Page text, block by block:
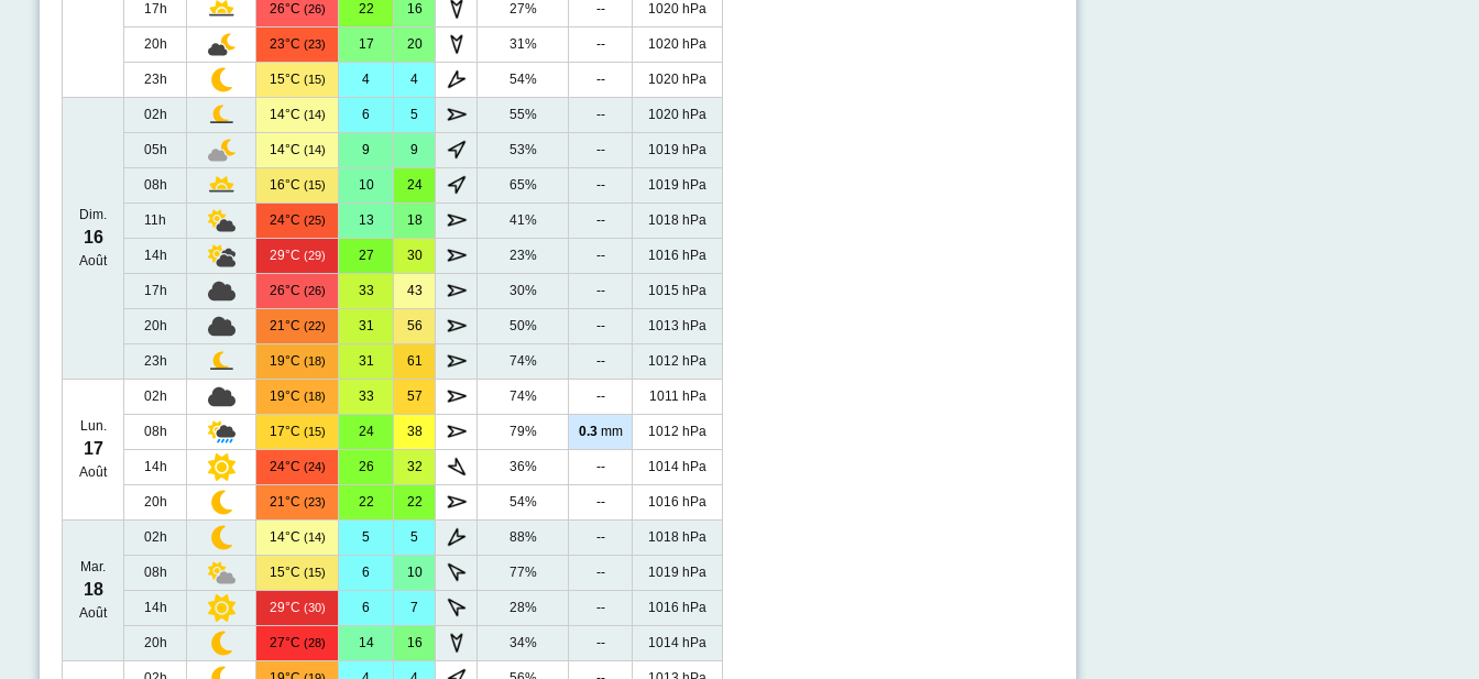
17h 26°C (26) 22 16 27% -- 1020 hPa
20h 23°C (23) 17 20 31% -- 1020 hPa
23h 15°C (15) 4 4 54% -- 1020 hPa
Dim.
16
Août
02h 14°C (14) 6 5 55% -- 1020 hPa
05h 14°C (14) 9 9 53% -- 1019 hPa
08h 16°C (15) 10 24 65% -- 1019 hPa
11h 24°C (25) 13 18 41% -- 1018 hPa
14h 29°C (29) 27 30 23% -- 1016 hPa
17h 26°C (26) 33 43 30% -- 1015 hPa
20h 21°C (22) 31 56 50% -- 1013 hPa
23h 19°C (18) 31 61 74% -- 1012 hPa
Lun.
17
Août
02h 19°C (18) 33 57 74% -- 1011 hPa
08h 17°C (15) 24 38 79% 0.3mm 1012 hPa
14h 24°C (24) 26 32 36% -- 1014 hPa
20h 21°C (23) 22 22 54% -- 1016 hPa
Mar.
18
Août
02h 14°C (14) 5 5 88% -- 1018 hPa
08h 15°C (15) 6 10 77% -- 1019 hPa
14h 29°C (30) 6 7 28% -- 1016 hPa
20h 27°C (28) 14 16 34% -- 1014 hPa